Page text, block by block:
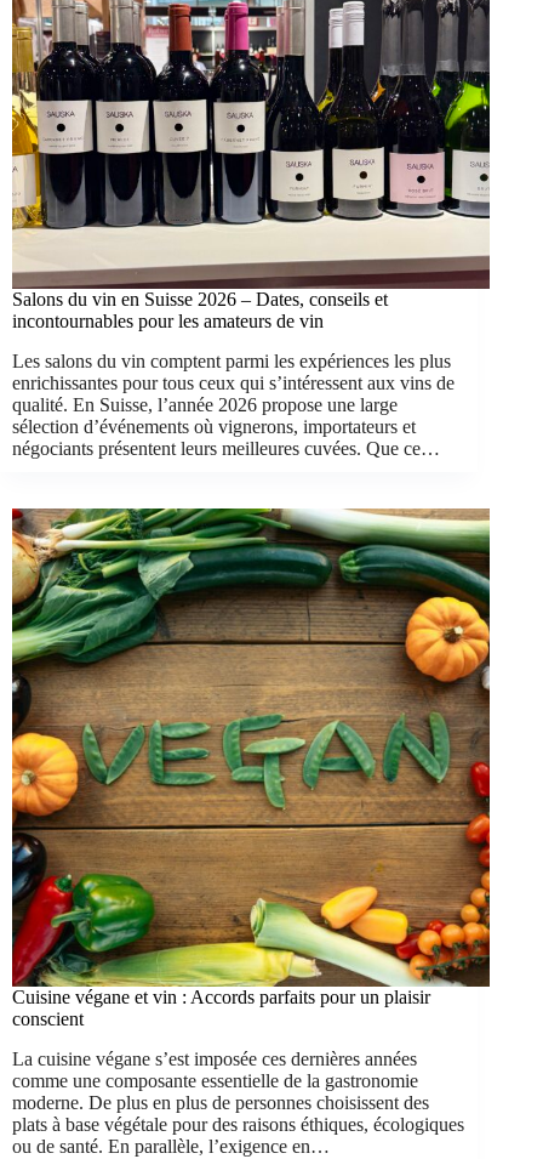
Salons du vin en Suisse 2026 – Dates, conseils et
incontournables pour les amateurs de vin
Les salons du vin comptent parmi les expériences les plus
enrichissantes pour tous ceux qui s’intéressent aux vins de
qualité. En Suisse, l’année 2026 propose une large
sélection d’événements où vignerons, importateurs et
négociants présentent leurs meilleures cuvées. Que ce…
Cuisine végane et vin : Accords parfaits pour un plaisir
conscient
La cuisine végane s’est imposée ces dernières années
comme une composante essentielle de la gastronomie
moderne. De plus en plus de personnes choisissent des
plats à base végétale pour des raisons éthiques, écologiques
ou de santé. En parallèle, l’exigence en…